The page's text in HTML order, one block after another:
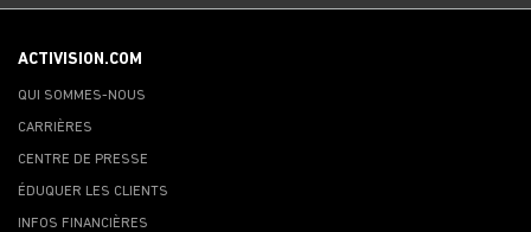
ACTIVISION.COM
QUI SOMMES-NOUS
CARRIÈRES
CENTRE DE PRESSE
ÉDUQUER LES CLIENTS
INFOS FINANCIÈRES